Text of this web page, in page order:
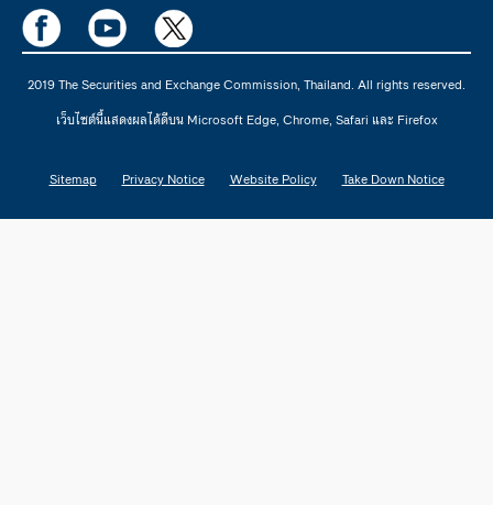
2019 The Securities and Exchange Commission, Thailand. All rights reserved.
เว็บไซต์นี้แสดงผลได้ดีบน Microsoft Edge, Chrome, Safari และ Firefox
Sitemap Privacy Notice Website Policy Take Down Notice